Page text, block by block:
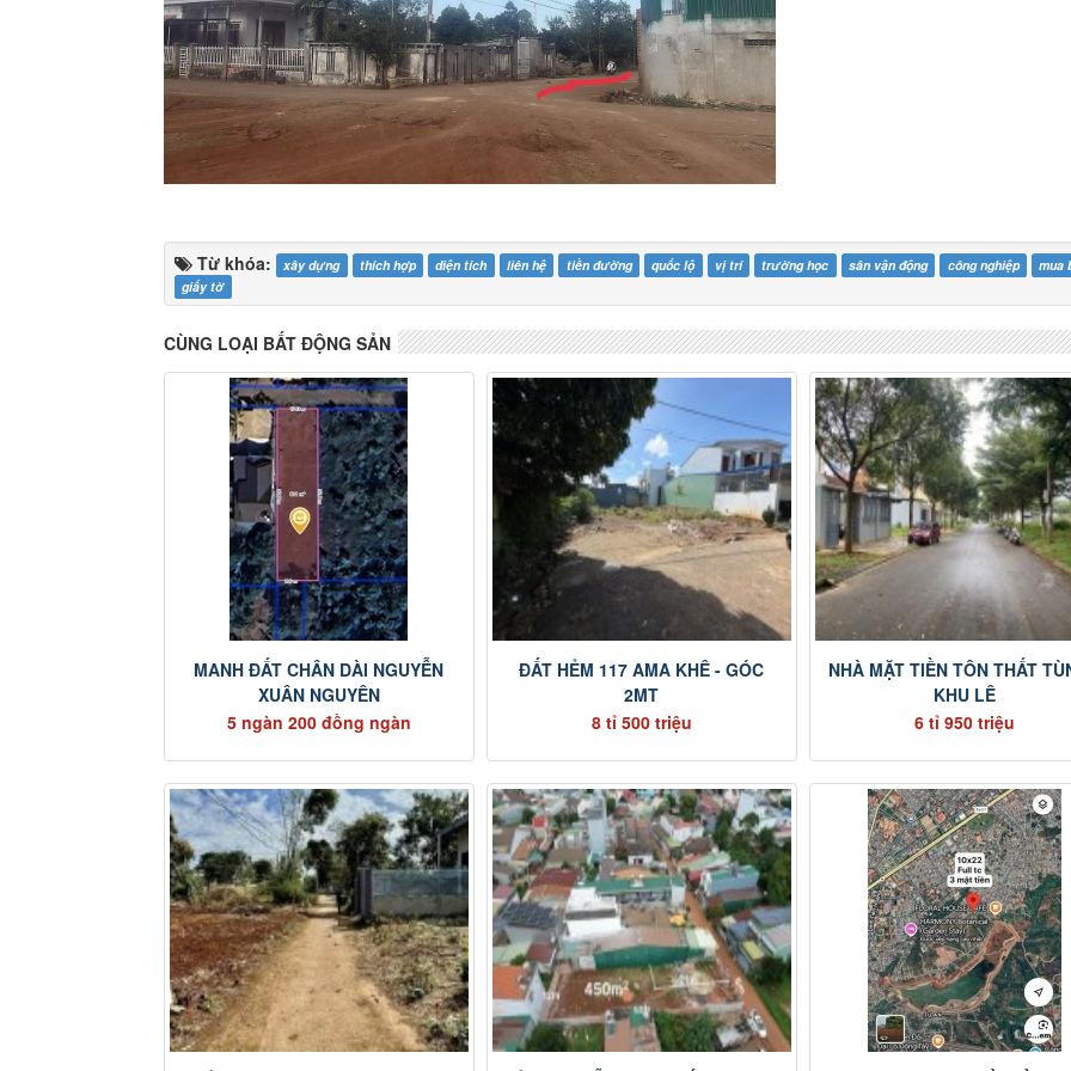
Từ khóa: xây dựng thích hợp diện tích liên hệ tiền đường quốc lộ vị trí trường học sân vận động công nghiệp
mua
giấy tờ
CÙNG LOẠI BẤT ĐỘNG SẢN
MANH ĐẤT CHÂN DÀI NGUYỄN
XUÂN NGUYÊN
5 ngàn 200 đồng ngàn
ĐẤT HẺM 117 AMA KHÊ - GÓC
2MT
8 tỉ 500 triệu
NHÀ MẶT TIỀN TÔN THẤT
KHU LÊ
6 tỉ 950 triệu